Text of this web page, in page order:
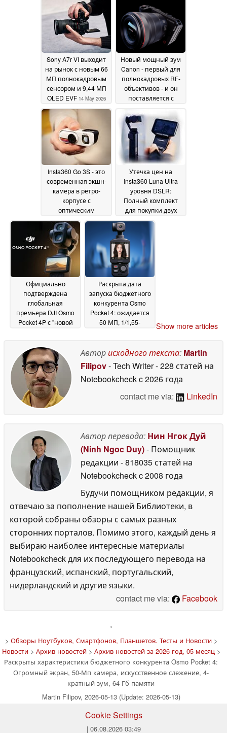
2026
Sony A7r VI выходит
на рынок с новым 66
МП полнокадровым
сенсором и 9,44 МП
OLED EVF 14 May 2026
Новый мощный зум
Canon - первый для
полнокадровых RF-
объективов - и он
поставляется с
14 May 2026
Insta360 Go 3S - это
современная экшн-
камера в ретро-
корпусе с
оптическим
видоискателем14 May
2026
Утечка цен на
Insta360 Luna Ultra
уровня DSLR:
Полный комплект
для покупки двух
камер DJI Osmo
Pocket 3?
Официально
подтверждена
глобальная
премьера DJI Osmo
Pocket 4P с "новой
May 2026
Раскрыта дата
запуска бюджетного
конкурента Osmo
Pocket 4: ожидается
50 МП, 1/1,55-
экрана11 May 2026
Show more articles
Авторисходного текста: Martin
Filipov- Tech Writer- 228 статей на
Notebookcheckc 2026 года
contact me via:
LinkedIn
Автор перевода: Нин Нгок Дуй
(Ninh Ngoc Duy)- Помощник
редакции - 818035 статей на
Notebookcheckc 2008 года
Будучи помощником редакции, я
отвечаю за пополнение нашей Библиотеки, в
которой собраны обзоры с самых разных
сторонних порталов. Помимо этого, каждый день я
выбираю наиболее интересные материалы
Notebookcheck для их последующего перевода на
французский, испанский, португальский,
нидерландский и другие языки.
contact me via:
Facebook
'
> Обзоры Ноутбуков, Смартфонов, Планшетов. Тесты и Новости>
Новости> Архив новостей> Архив новостей за 2026 год, 05 месяц>
Раскрыты характеристики бюджетного конкурента Osmo Pocket 4:
Огромный экран, 50-Мп камера, искусственное слежение, 4-
кратный зум, 64 Гб памяти
Martin Filipov, 2026-05-13 (Update: 2026-05-13)
Cookie Settings
| 06.08.2026 03:49